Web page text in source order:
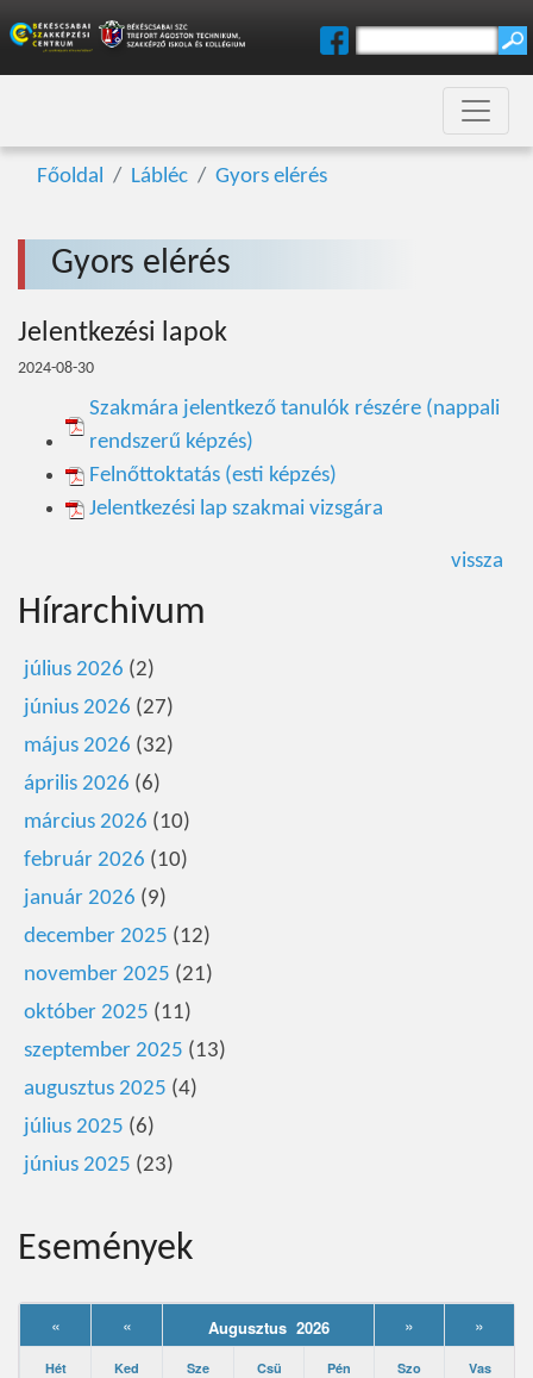
Főoldal Lábléc Gyors elérés
Gyors elérés
Jelentkezési lapok
2024-08-30
Szakmára jelentkező tanulók részére (nappali
rendszerű képzés)
Felnőttoktatás (esti képzés)
Jelentkezési lap szakmai vizsgára
vissza
Hírarchivum
július 2026 (2)
június 2026 (27)
május 2026 (32)
április 2026 (6)
március 2026 (10)
február 2026 (10)
január 2026 (9)
december 2025 (12)
november 2025 (21)
október 2025 (11)
szeptember 2025 (13)
augusztus 2025 (4)
július 2025 (6)
június 2025 (23)
Események
« « Augusztus 2026 » »
Hét Ked Sze Csü Pén Szo Vas